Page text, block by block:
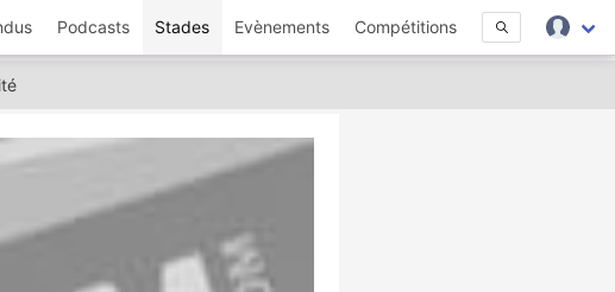
Podcasts Stades Evènements Compétitions